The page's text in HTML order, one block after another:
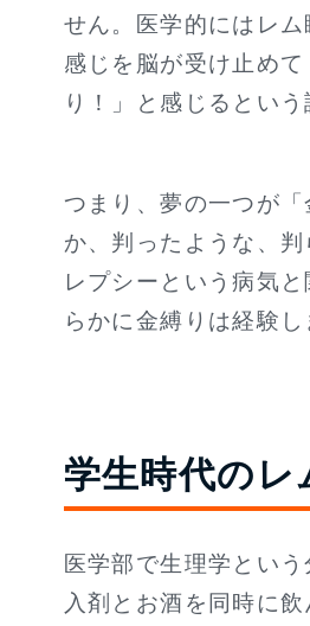
せん。医学的にはレ
感じを脳が受け止め
り！」と感じるとい
つまり、夢の一つが
か、判ったような、
レプシーという病気
らかに金縛りは経験し
学生時代のレ
医学部で生理学とい
入剤とお酒を同時に